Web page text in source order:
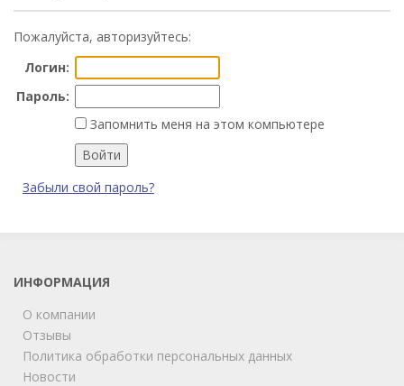
Пожалуйста, авторизуйтесь:
Логин:
Пароль:
Запомнить меня на этом компьютере
Забыли свой пароль?
ИНФОРМАЦИЯ
О компании
Отзывы
Политика обработки персональных данных
Новости